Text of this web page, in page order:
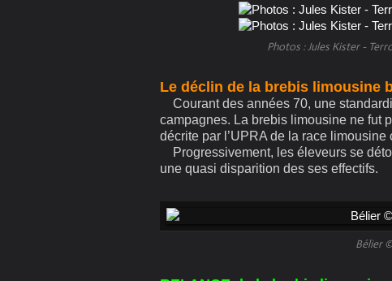
Photos : Jules Kister -
Le déclin de la brebis limousine
Courant des années 70, une
campagnes. La brebis limousine ne fut
décrite par l’UPRA de la race
Progressivement, les éleveurs se
une quasi disparition des ses effectifs.
Bélier